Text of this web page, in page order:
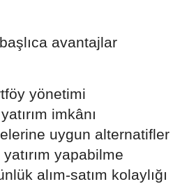
avantajlar
yönetimi
imkânı
uygun alternatifler
yapabilme
alım-satım kolaylığı